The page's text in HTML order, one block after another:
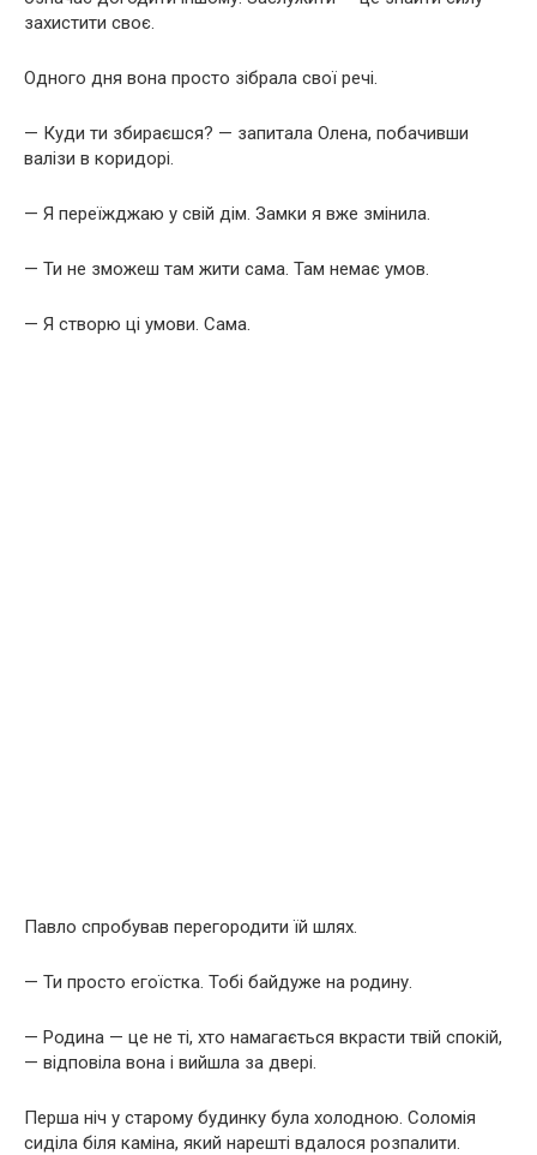
захистити своє.
Одного дня вона просто зібрала свої речі.
— Куди ти збираєшся? — запитала Олена, побачивши
валізи в коридорі.
— Я переїжджаю у свій дім. Замки я вже змінила.
— Ти не зможеш там жити сама. Там немає умов.
— Я створю ці умови. Сама.
Павло спробував перегородити їй шлях.
— Ти просто егоїстка. Тобі байдуже на родину.
— Родина — це не ті, хто намагається вкрасти твій спокій,
— відповіла вона і вийшла за двері.
Перша ніч у старому будинку була холодною. Соломія
сиділа біля каміна, який нарешті вдалося розпалити.